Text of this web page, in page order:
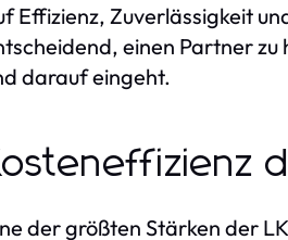
Effizienz, Zuverlässigkeit
einen Partner
darauf eingeht.
der größten Stärken der